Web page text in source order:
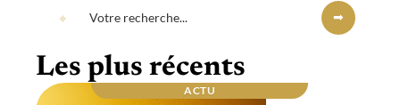
Les plus récents
ACTU